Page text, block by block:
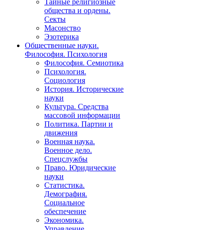
Тайные религиозные
общества и ордены.
Секты
Масонство
Эзотерика
Общественные науки.
Философия. Психология
Философия. Семиотика
Психология.
Социология
История. Исторические
науки
Культура. Средства
массовой информации
Политика. Партии и
движения
Военная наука.
Военное дело.
Спецслужбы
Право. Юридические
науки
Статистика.
Демография.
Социальное
обеспечение
Экономика.